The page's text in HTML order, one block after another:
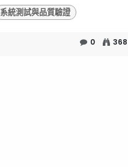
系統測試與品質驗證
0 368